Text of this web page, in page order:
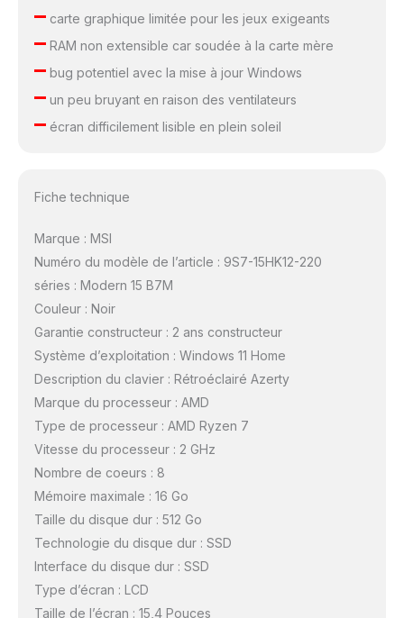
–carte graphique limitée pour les jeux exigeants
–RAM non extensible car soudée à la carte mère
–bug potentiel avec la mise à jour Windows
–un peu bruyant en raison des ventilateurs
–écran difficilement lisible en plein soleil
Fiche technique
Marque : MSI
Numéro du modèle de l’article : 9S7-15HK12-220
séries : Modern 15 B7M
Couleur : Noir
Garantie constructeur : 2 ans constructeur
Système d’exploitation : Windows 11 Home
Description du clavier : Rétroéclairé Azerty
Marque du processeur : AMD
Type de processeur : AMD Ryzen 7
Vitesse du processeur : 2 GHz
Nombre de coeurs : 8
Mémoire maximale : 16 Go
Taille du disque dur : 512 Go
Technologie du disque dur : SSD
Interface du disque dur : SSD
Type d’écran : LCD
Taille de l’écran : 15,4 Pouces